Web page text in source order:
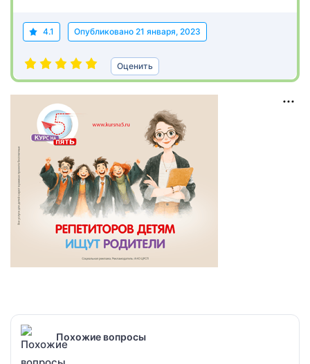
4.1 Опубликовано 21 января, 2023
Оценить
Похожие вопросы